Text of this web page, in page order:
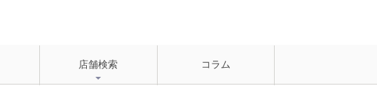
店舗検索 コラム